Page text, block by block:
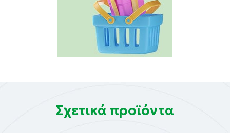
Σχετικά προϊόντα